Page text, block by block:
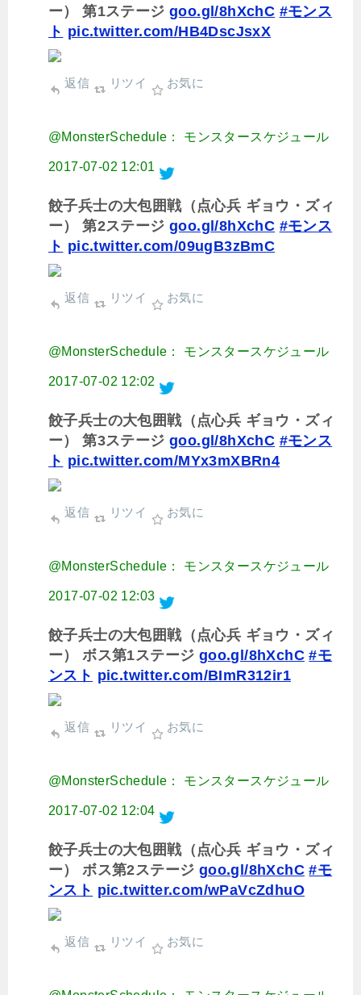
ー） 第1ステージ goo.gl/8hXchC #モンス
ト pic.twitter.com/HB4DscJsxX
返信 リツイ お気に
@MonsterSchedule： モンスタースケジュール
2017-07-02 12:01
餃子兵士の大包囲戦（点心兵 ギョウ・ズィ
ー） 第2ステージ goo.gl/8hXchC #モンス
ト pic.twitter.com/09ugB3zBmC
返信 リツイ お気に
@MonsterSchedule： モンスタースケジュール
2017-07-02 12:02
餃子兵士の大包囲戦（点心兵 ギョウ・ズィ
ー） 第3ステージ goo.gl/8hXchC #モンス
ト pic.twitter.com/MYx3mXBRn4
返信 リツイ お気に
@MonsterSchedule： モンスタースケジュール
2017-07-02 12:03
餃子兵士の大包囲戦（点心兵 ギョウ・ズィ
ー） ボス第1ステージ goo.gl/8hXchC #モ
ンスト pic.twitter.com/BImR312ir1
返信 リツイ お気に
@MonsterSchedule： モンスタースケジュール
2017-07-02 12:04
餃子兵士の大包囲戦（点心兵 ギョウ・ズィ
ー） ボス第2ステージ goo.gl/8hXchC #モ
ンスト pic.twitter.com/wPaVcZdhuO
返信 リツイ お気に